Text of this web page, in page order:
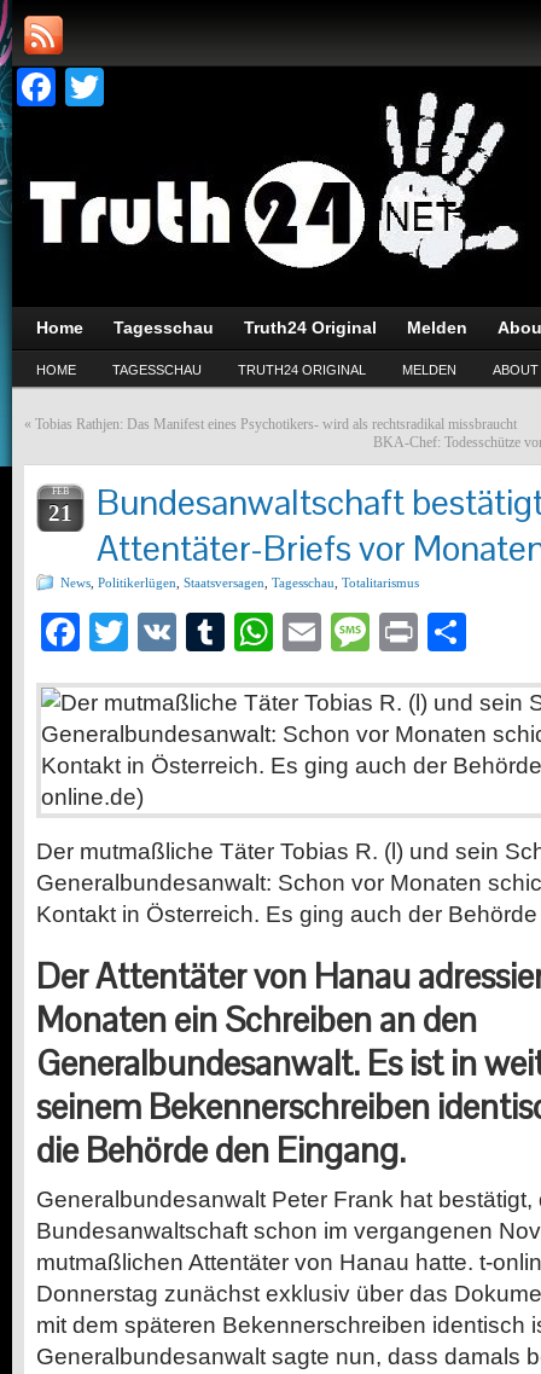
Facebook
Home Tagesschau Truth24 Original Melden
HOME TAGESSCHAU TRUTH24 ORIGINAL MELDEN ABOUT
« Tobias Rathjen: Das Manifest eines Psychotikers- wird als rechtsradikal missbraucht
BKA-Chef: Todesschütze
FEB
21
Bundesanwaltschaft
Attentäter-Briefs vor
News Politikerlügen Staatsversagen Tagesschau Totalitarismus
Facebook
Twitter
VK Tumblr
WhatsApp
EmailMessage
Print
Der mutmaßliche Täter Tobias R. (l) und sein
Generalbundesanwalt: Schon vor Monaten
Kontakt in Österreich. Es ging auch der
Der Attentäter von Hanau
Monaten ein Schreiben an den
Generalbundesanwalt. Es ist in
seinem Bekennerschreiben
die Behörde den Eingang.
Generalbundesanwalt Peter Frank hat bestätigt,
Bundesanwaltschaft schon im vergangenen
mutmaßlichen Attentäter von Hanau hatte. t-
Donnerstag zunächst exklusiv über das
mit dem späteren Bekennerschreiben identisch
Generalbundesanwalt sagte nun, dass damals